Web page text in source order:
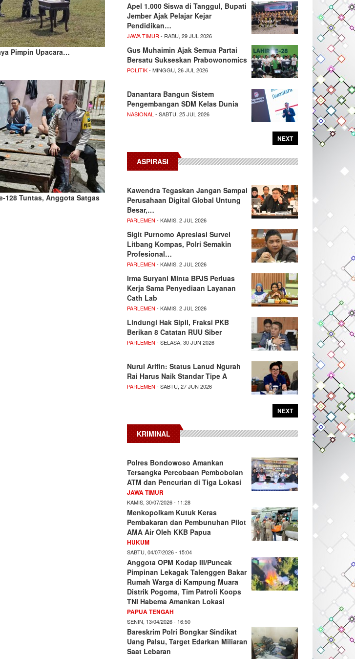
Pimpin Upacara…
128 Tuntas, Anggota Satgas
Apel 1.000 Siswa di Tanggul, Bupati
Jember Ajak Pelajar Kejar
Pendidikan…
JAWA TIMUR - RABU, 29 JUL 2026
Gus Muhaimin Ajak Semua Partai
Bersatu Sukseskan Prabowonomics
POLITIK- MINGGU, 26 JUL 2026
Danantara Bangun Sistem
Pengembangan SDM Kelas Dunia
NASIONAL - SABTU, 25 JUL 2026
NEXT
ASPIRASI
Kawendra Tegaskan Jangan Sampai
Perusahaan Digital Global Untung
Besar,…
PARLEMEN - KAMIS, 2 JUL 2026
Sigit Purnomo Apresiasi Survei
Litbang Kompas, Polri Semakin
Profesional…
PARLEMEN - KAMIS, 2 JUL 2026
Irma Suryani Minta BPJS Perluas
Kerja Sama Penyediaan Layanan
Cath Lab
PARLEMEN - KAMIS, 2 JUL 2026
Lindungi Hak Sipil, Fraksi PKB
Berikan 8 Catatan RUU Siber
PARLEMEN - SELASA, 30 JUN 2026
Nurul Arifin: Status Lanud Ngurah
Rai Harus Naik Standar Tipe A
PARLEMEN - SABTU, 27 JUN 2026
NEXT
KRIMINAL
Polres Bondowoso Amankan
Tersangka Percobaan Pembobolan
ATM dan Pencurian di Tiga Lokasi
JAWA TIMUR
KAMIS, 30/07/2026 - 11:28
Menkopolkam Kutuk Keras
Pembakaran dan Pembunuhan Pilot
AMA Air Oleh KKB Papua
HUKUM
SABTU, 04/07/2026 - 15:04
Anggota OPM Kodap III/Puncak
Pimpinan Lekagak Talenggen Bakar
Rumah Warga di Kampung Muara
Distrik Pogoma, Tim Patroli Koops
TNI Habema Amankan Lokasi
PAPUA TENGAH
SENIN, 13/04/2026 - 16:50
Bareskrim Polri Bongkar Sindikat
Uang Palsu, Target Edarkan Miliaran
Saat Lebaran